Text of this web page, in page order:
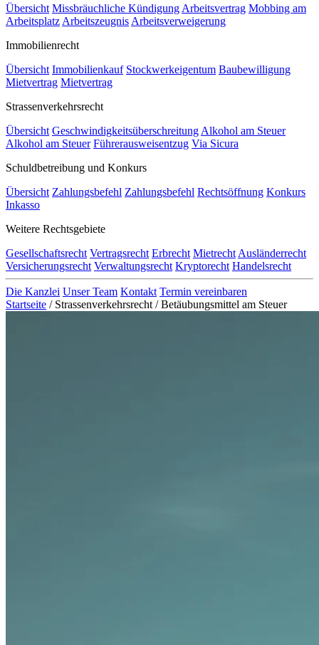
Übersicht Missbräuchliche Kündigung Arbeitsvertrag Mobbing am
Arbeitsplatz Arbeitszeugnis Arbeitsverweigerung
Immobilienrecht
Übersicht Immobilienkauf Stockwerkeigentum Baubewilligung
Mietvertrag Mietvertrag
Strassenverkehrsrecht
Übersicht Geschwindigkeitsüberschreitung Alkohol am Steuer
Alkohol am Steuer Führerausweisentzug Via Sicura
Schuldbetreibung und Konkurs
Übersicht Zahlungsbefehl Zahlungsbefehl Rechtsöffnung Konkurs
Inkasso
Weitere Rechtsgebiete
Gesellschaftsrecht Vertragsrecht Erbrecht Mietrecht Ausländerrecht
Versicherungsrecht Verwaltungsrecht Kryptorecht Handelsrecht
Die Kanzlei Unser Team Kontakt Termin vereinbaren
Startseite / Strassenverkehrsrecht / Betäubungsmittel am Steuer